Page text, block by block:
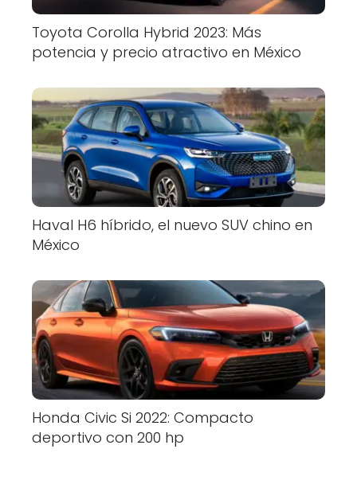
Toyota Corolla Hybrid 2023: Más
potencia y precio atractivo en México
Haval H6 híbrido, el nuevo SUV chino en
México
Honda Civic Si 2022: Compacto
deportivo con 200 hp